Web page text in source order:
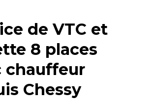
de VTC et
8 places
chauffeur
Chessy